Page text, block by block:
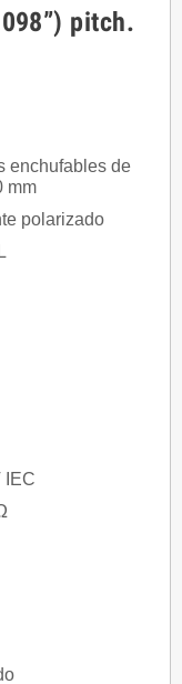
pitch.
enchufables de
mm
polarizado
IEC